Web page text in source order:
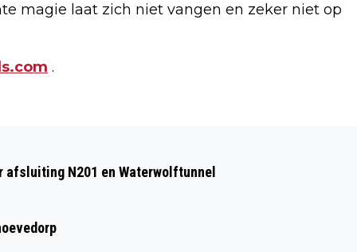
magie laat zich niet vangen en zeker niet op
.
HORLOGEDIEF AANGEHOUDEN OP
afsluiting N201 en Waterwolftunnel